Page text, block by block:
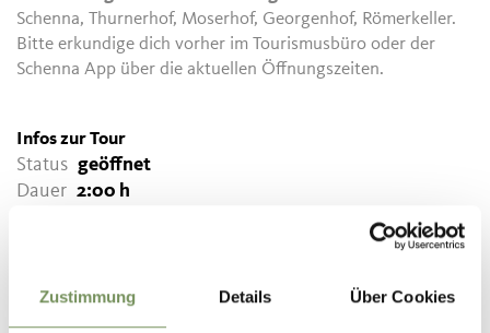
Zustimmung Details Über Cookies
Schenna, Thurnerhof, Moserhof, Georgenhof, Römerkeller.
Bitte erkundige dich vorher im Tourismusbüro oder der
Schenna App über die aktuellen Öffnungszeiten.
Infos zur Tour
Status geöffnet
Dauer 2:00 h
250 hm
Höhenmeter bergab